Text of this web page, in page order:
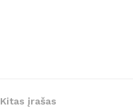
Kitas įrašas